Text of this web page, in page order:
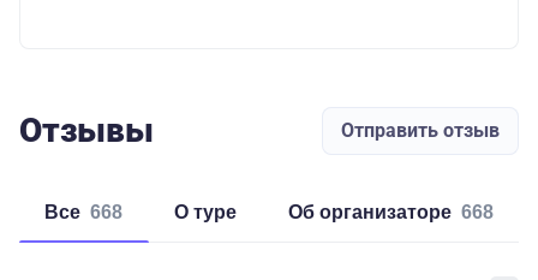
Отзывы Отправить отзыв
Все 668 о туре об организаторе 668